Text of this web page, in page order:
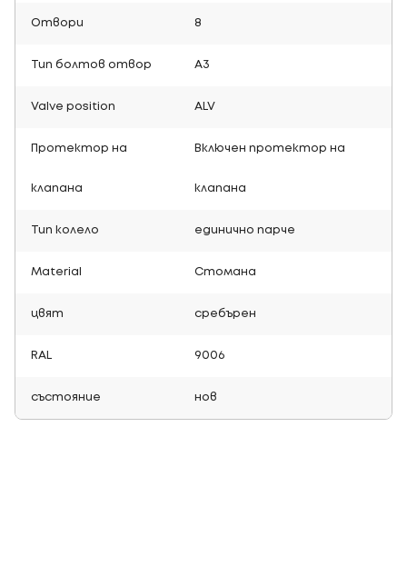
Отвори 8
Тип болтов отвор A3
Valve position ALV
Протектор на
клапана
Включен протектор на
клапана
Тип колело единично парче
Material Стомана
цвят сребърен
RAL 9006
състояние нов